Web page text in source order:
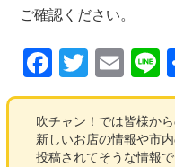
ご確認ください。
F
a
c
e
T
wi
tt
er
E
m
ail
吹チャン！では皆様か
新しいお店の情報や市
投稿されてそうな情報で